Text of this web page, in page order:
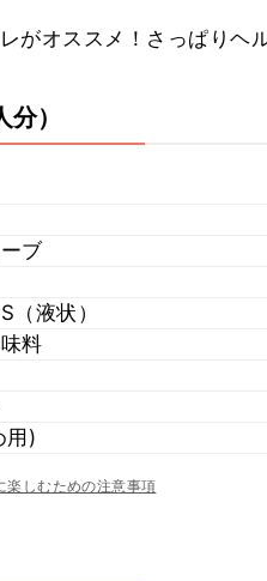
がオススメ！さっぱりヘ
分）
ブ
液状）
料
用)
楽しむための注意事項